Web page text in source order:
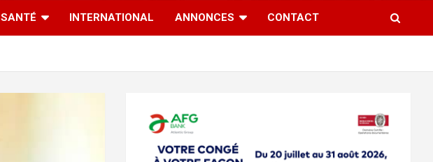
SANTÉ INTERNATIONAL ANNONCES CONTACT